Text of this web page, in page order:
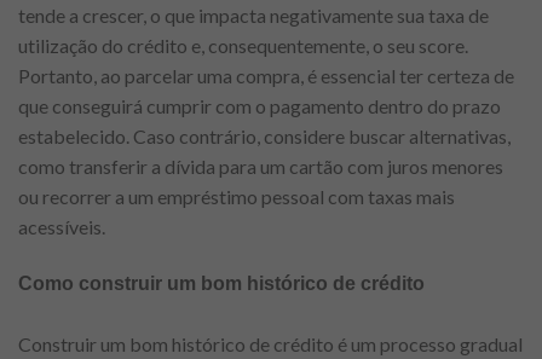
tende a crescer, o que impacta negativamente sua taxa de
utilização do crédito e, consequentemente, o seu score.
Portanto, ao parcelar uma compra, é essencial ter certeza de
que conseguirá cumprir com o pagamento dentro do prazo
estabelecido. Caso contrário, considere buscar alternativas,
como transferir a dívida para um cartão com juros menores
ou recorrer a um empréstimo pessoal com taxas mais
acessíveis.
Como construir um bom histórico de crédito
Construir um bom histórico de crédito é um processo gradual